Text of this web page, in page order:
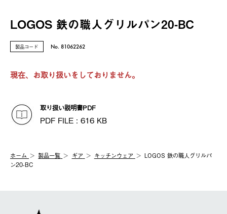
LOGOS 鉄の職人グリルパン20-BC
製品コード No. 81062262
現在、お取り扱いをしておりません。
取り扱い説明書PDF
PDF FILE : 616 KB
ホーム 製品⼀覧 ギア キッチンウェア
LOGOS 鉄の職人グリルパ
ン20-BC